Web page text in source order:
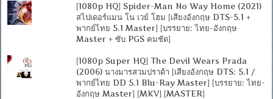
[1080p HQ] Spider-Man No Way Home (2021)
สไปเดอร์แมน โน เวย์ โฮม [เสียงอังกฤษ DTS-5.1 +
พากย์ไทย 5.1 Master] [บรรยาย: ไทย-อังกฤษ
Master + ซับ PGS คมชัด]
[1080p Super HQ] The Devil Wears Prada
(2006) นางมารสวมปราด้า [เสียงอังกฤษ DTS: 5.1 /
พากย์ไทย DD 5.1 Blu-Ray Master] [บรรยาย: ไทย-
อังกฤษ Master] [MKV] [MASTER]